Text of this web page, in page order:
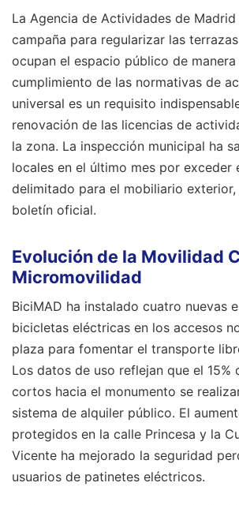
La Agencia de Actividades de Madrid
campaña para regularizar las
ocupan el espacio público de manera
cumplimiento de las normativas de
universal es un requisito
renovación de las licencias de
la zona. La inspección municipal ha
locales en el último mes por exceder
delimitado para el mobiliario
boletín oficial.
Evolución de la Movilidad
Micromovilidad
BiciMAD ha instalado cuatro nuevas
bicicletas eléctricas en los accesos
plaza para fomentar el transporte
Los datos de uso reflejan que el 15%
cortos hacia el monumento se
sistema de alquiler público. El
protegidos en la calle Princesa y la
Vicente ha mejorado la seguridad
usuarios de patinetes eléctricos.